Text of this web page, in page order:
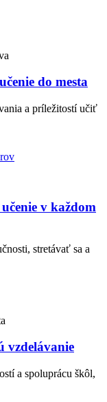
do mesta
a príležitostí učiť
v každom
stretávať sa a
a spoluprácu škôl,